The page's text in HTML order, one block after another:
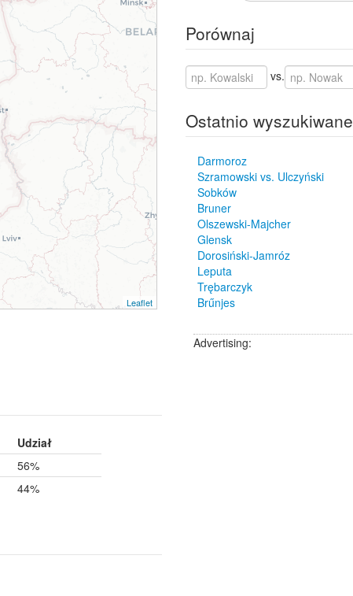
Leaflet
Udział
56%
44%
Porównaj
vs.
Ostatnio wyszukiwane
Darmoroz
Szramowski vs. Ulczyński
Sobków
Bruner
Olszewski-Majcher
Glensk
Dorosiński-Jamróz
Leputa
Trębarczyk
Brűnjes
Advertising: